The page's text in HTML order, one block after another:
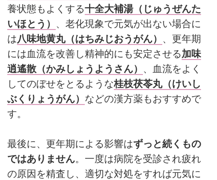
養状態もよくする十全大補湯（じゅうぜんた
いほとう） 、老化現象で元気が出ない場合に
は 八味地黄丸（はちみじおうがん） 、更年期
には血流を改善し精神的にも安定させる加味
逍遙散（かみしょうようさん） 、血流をよく
してのぼせをとるような桂枝茯苓丸（けいし
ぶくりょうがん） などの漢方薬もおすすめで
す。
最後に、更年期による影響はずっと続くもの
ではありません。一度は病院を受診され疲れ
の原因を精査し、適切な対処をすれば元気に